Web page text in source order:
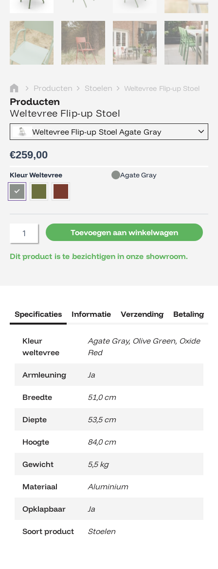
Producten Stoelen Weltevree Flip-up Stoel
Producten
Weltevree Flip-up Stoel
Weltevree Flip-up Stoel Agate Gray
€259,00
Kleur Weltevree Agate Gray
Weltevree
Flip-
up
Stoel
aantal
Toevoegen aan winkelwagen
Dit product is te bezichtigen in onze showroom.
Specificaties Informatie Verzending Betaling
Kleur
weltevree
Agate Gray, Olive Green, Oxide
Red
Armleuning Ja
Breedte 51,0 cm
Diepte 53,5 cm
Hoogte 84,0 cm
Gewicht 5,5 kg
Materiaal Aluminium
Opklapbaar Ja
Soort product Stoelen